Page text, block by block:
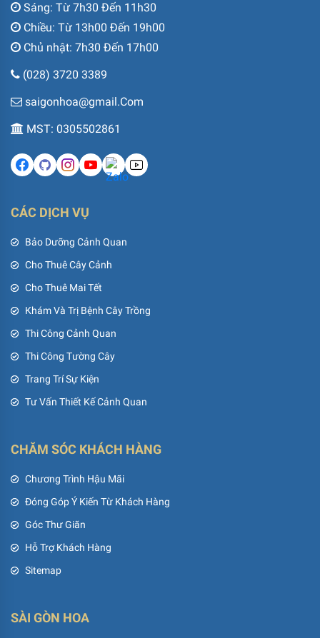
Sáng: Từ 7h30 Đến 11h30
Chiều: Từ 13h00 Đến 19h00
Chủ nhật: 7h30 Đến 17h00
(028) 3720 3389
saigonhoa@gmail.Com
MST: 0305502861
CÁC DỊCH VỤ
Bảo Dưỡng Cảnh Quan
Cho Thuê Cây Cảnh
Cho Thuê Mai Tết
Khám Và Trị Bệnh Cây Trồng
Thi Công Cảnh Quan
Thi Công Tường Cây
Trang Trí Sự Kiện
Tư Vấn Thiết Kế Cảnh Quan
CHĂM SÓC KHÁCH HÀNG
Chương Trình Hậu Mãi
Đóng Góp Ý Kiến Từ Khách Hàng
Góc Thư Giãn
Hỗ Trợ Khách Hàng
Sitemap
SÀI GÒN HOA